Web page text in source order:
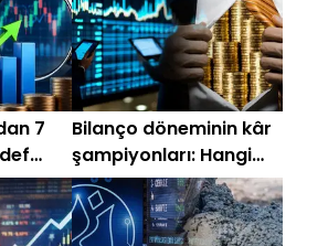
7
Bilanço döneminin kâr
şampiyonları: Hangi
şirket ne bekliyor?